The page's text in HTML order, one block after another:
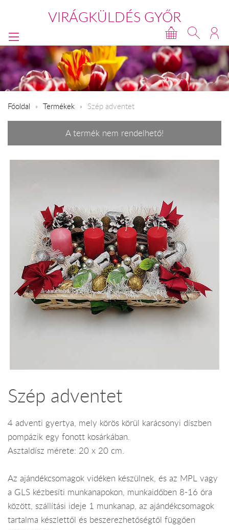
VIRÁGKÜLDÉS GYŐR
Főoldal Termékek Szép adventet
A termék nem rendelhető!
Szép adventet
4 adventi gyertya, mely körös körül karácsonyi díszben
pompázik egy fonott kosárkában.
Asztaldísz mérete: 20 x 20 cm.
Az ajándékcsomagok vidéken készülnek, és az MPL vagy
a GLS kézbesíti munkanapokon, munkaidőben 8-16 óra
között, szállítási ideje 1 munkanap, az ajándékcsomagok
tartalma készlettől és beszerezhetőségtől függően